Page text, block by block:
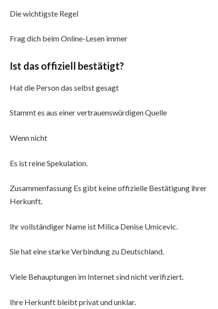
Die wichtigste Regel
Frag dich beim Online-Lesen immer
Ist das offiziell bestätigt?
Hat die Person das selbst gesagt
Stammt es aus einer vertrauenswürdigen Quelle
Wenn nicht
Es ist reine Spekulation.
Zusammenfassung Es gibt keine offizielle Bestätigung ihrer
Herkunft.
Ihr vollständiger Name ist Milica Denise Umicevic.
Sie hat eine starke Verbindung zu Deutschland.
Viele Behauptungen im Internet sind nicht verifiziert.
Ihre Herkunft bleibt privat und unklar.